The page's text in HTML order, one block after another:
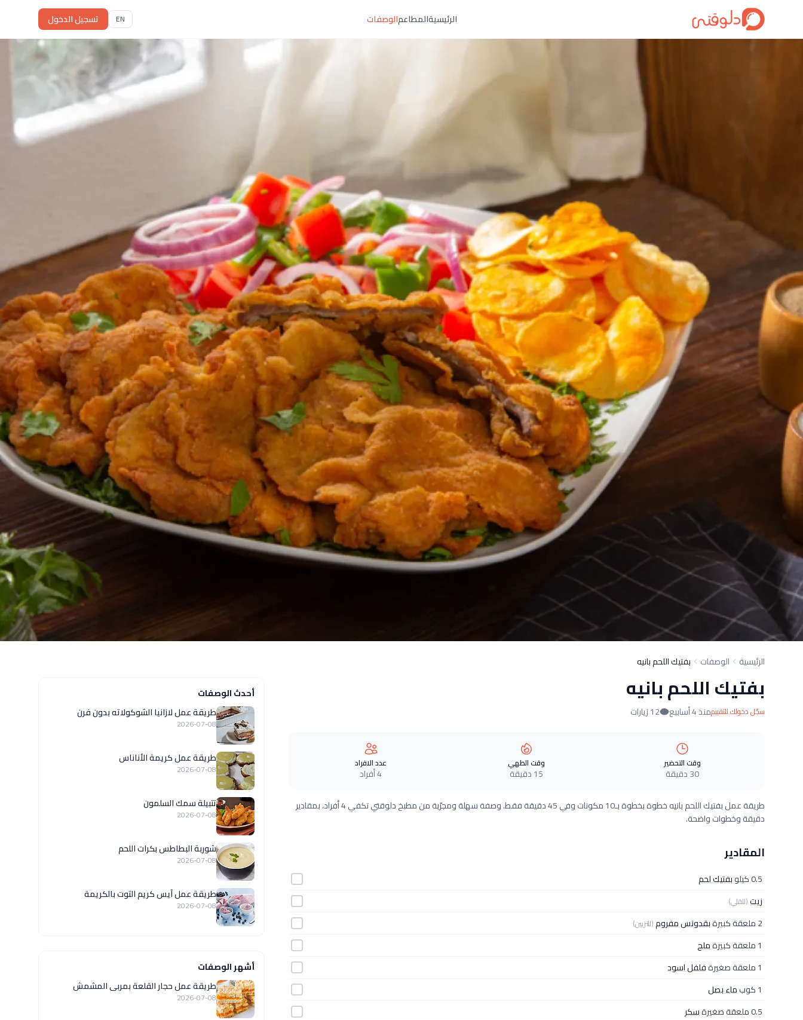
الرئيسيةالمطاعمالوصفات EN تسجيل الدخول
الرئيسية الوصفات بفتيك اللحم بانيه
بفتيك اللحم بانيه
سجّل دخولك للتقييممنذ 4 أسابيع 12 زيارات
وقت التحضير
30 دقيقة
وقت الطهي
15 دقيقة
عدد الافراد
4 أفراد
طريقة عمل بفتيك اللحم بانيه خطوة بخطوة بـ10 مكونات وفي 45 دقيقة فقط. وصفة سهلة ومجرّبة من مطبخ دلوقتي تكفي 4 أفراد، بمقادير
دقيقة وخطوات واضحة.
المقادير
0.5 كيلو
بفتيك لحم
زيت(للقلي)
2 ملعقة كبيرة بقدونس مفروم(للتزيين)
1 ملعقة كبيرة
ملح
1 ملعقة صغيرة
فلفل اسود
1 كوب
ماء بصل
0.5 ملعقة صغيرة
سكر
أحدث الوصفات
طريقة عمل لازانيا الشوكولاته بدون فرن
2026-07-08
طريقة عمل كريمة الأناناس
2026-07-08
تتبيلة سمك السلمون
2026-07-08
شوربة البطاطس بكرات اللحم
2026-07-08
طريقة عمل آيس كريم التوت بالكريمة
2026-07-08
أشهر الوصفات
طريقة عمل حجار القلعة بمربى المشمش
2026-07-08